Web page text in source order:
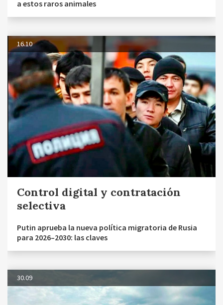
a estos raros animales
16.10
Control digital y contratación
selectiva
Putin aprueba la nueva política migratoria de Rusia
para 2026–2030: las claves
30.09